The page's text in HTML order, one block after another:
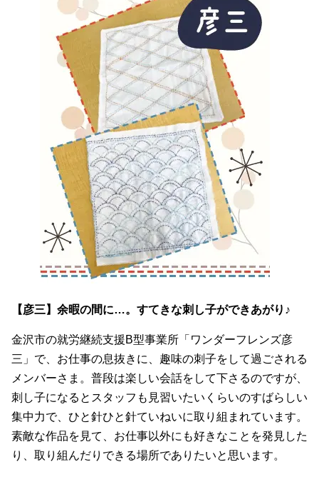
【彦三】余暇の間に…。すてきな刺し子ができあがり♪
金沢市の就労継続支援B型事業所「ワンダーフレンズ彦
三」で、お仕事の息抜きに、趣味の刺子をして過ごされる
メンバーさま。普段は楽しい会話をして下さるのですが、
刺し子になるとスタッフも見習いたいくらいのすばらしい
集中力で、ひと針ひと針ていねいに取り組まれています。
素敵な作品を見て、お仕事以外にも好きなことを発見した
り、取り組んだりできる場所でありたいと思います。